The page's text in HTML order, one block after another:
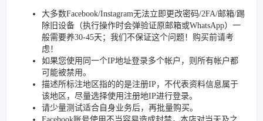
大多数Facebook/Instagram无法立即更改密码/2FA/邮箱/踢
除旧设备（执行操作时会弹验证原邮箱或WhatsApp）一
般需要养30-45天；我们不保证这个问题！购买前请考
虑！
如果您使用同一个IP地址登录多个帐户，则所有帐户都
可能被禁用。
描述所标注地区指的的是注册IP，不代表资料信息属于
该地区，尽量选择使用注册地IP进行登录。
请少量测试适合自身业务后，再批量购买。